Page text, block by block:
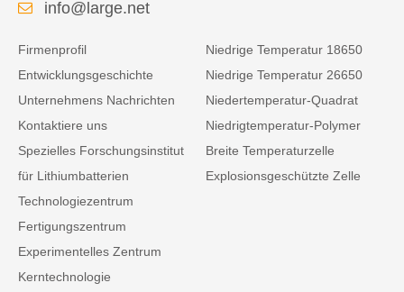
info@large.net
Firmenprofil
Entwicklungsgeschichte
Unternehmens Nachrichten
Kontaktiere uns
Spezielles Forschungsinstitut
für Lithiumbatterien
Technologiezentrum
Fertigungszentrum
Experimentelles Zentrum
Kerntechnologie
Niedrige Temperatur 18650
Niedrige Temperatur 26650
Niedertemperatur-Quadrat
Niedrigtemperatur-Polymer
Breite Temperaturzelle
Explosionsgeschützte Zelle